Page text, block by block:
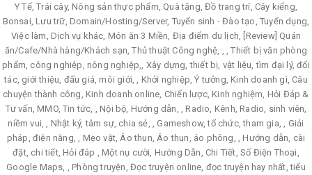
Y Tế, Trái cây, Nông sản thực phẩm, Quà tặng, Đồ trang trí, Cây kiểng,
Bonsai, Lưu trữ, Domain/Hosting/Server, Tuyển sinh - Đào tạo, Tuyển dụng,
Việc làm, Dịch vụ khác, Món ăn 3 Miền, Địa điểm du lịch, [Review] Quán
ăn/Cafe/Nhà hàng/Khách sạn, Thủ thuật Công nghệ, , , Thiết bị văn phòng
phẩm, công nghiệp, nông nghiệp,, Xây dựng, thiết bị, vật liệu, tìm đại lý, đối
tác, giới thiệu, đấu giá, môi giới, , Khởi nghiệp, Ý tưởng, Kinh doanh gì, Câu
chuyện thành công, Kinh doanh online, Chiến lược, Kinh nghiệm, Hỏi Đáp &
Tư vấn, MMO, Tin tức, , Nội bộ, Hướng dẫn, , Radio, Kênh, Radio, sinh viên,
niềm vui, , Nhật ký, tâm sự, chia sẻ, , Gameshow, tổ chức, tham gia, , Giải
pháp, điện năng, , Mẹo vặt, Áo thun, Áo thun, áo phông, , Hướng dẫn, cài
đặt, chi tiết, Hỏi đáp , Một nụ cười, Hướng Dẫn, Chi Tiết, Số Điện Thoại,
Google Maps, , Phòng truyện, Đọc truyện online, đọc truyện hay nhất, tiểu